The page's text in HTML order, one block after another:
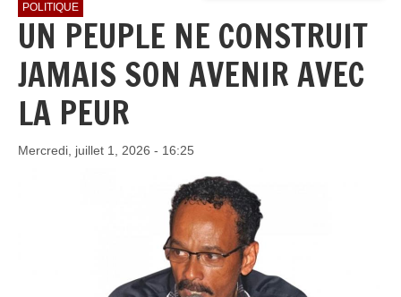
POLITIQUE
UN PEUPLE NE CONSTRUIT
JAMAIS SON AVENIR AVEC
LA PEUR
Mercredi, juillet 1, 2026 - 16:25